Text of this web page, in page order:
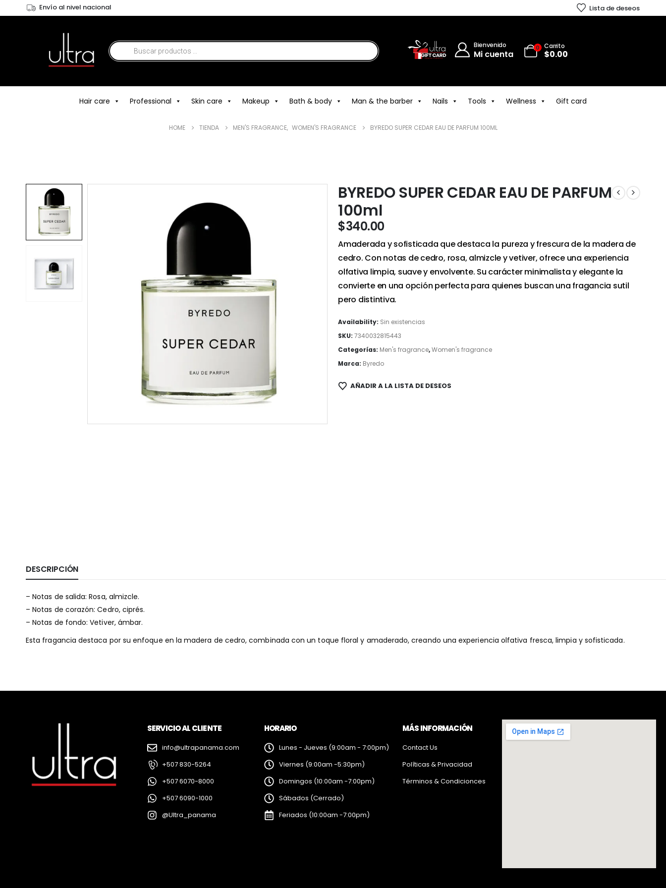
Envío al nivel nacional Lista de deseos
Bienvenido
Mi cuenta
0 Carrito
$0.00
Hair care Professional Skin care Makeup Bath & body Man & the barber Nails Tools Wellness Gift card
HOME TIENDA MEN'S FRAGRANCE, WOMEN'S FRAGRANCE BYREDO SUPER CEDAR EAU DE PARFUM 100ML
BYREDO SUPER CEDAR EAU DE PARFUM
100ml
$340.00
Amaderada y sofisticada que destaca la pureza y frescura de la madera de
cedro. Con notas de cedro, rosa, almizcle y vetiver, ofrece una experiencia
olfativa limpia, suave y envolvente. Su carácter minimalista y elegante la
convierte en una opción perfecta para quienes buscan una fragancia sutil
pero distintiva.
Availability: Sin existencias
SKU: 7340032815443
Categorías: Men's fragrance,Women's fragrance
Marca: Byredo
AÑADIR A LA LISTA DE DESEOS
DESCRIPCIÓN
– Notas de salida: Rosa, almizcle.
– Notas de corazón: Cedro, ciprés.
– Notas de fondo: Vetiver, ámbar.
Esta fragancia destaca por su enfoque en la madera de cedro, combinada con un toque floral y amaderado, creando una experiencia olfativa fresca, limpia y sofisticada.
SERVICIO AL CLIENTE
info@ultrapanama.com
+507 830-5264
+507 6070-8000
+507 6090-1000
@Ultra_panama
HORARIO
Lunes - Jueves (9:00am - 7:00pm)
Viernes (9:00am -5:30pm)
Domingos (10:00am -7:00pm)
Sábados (Cerrado)
Feriados (10:00am -7:00pm)
MÁS INFORMACIÓN
Contact Us
Políticas & Privacidad
Términos & Condicionces